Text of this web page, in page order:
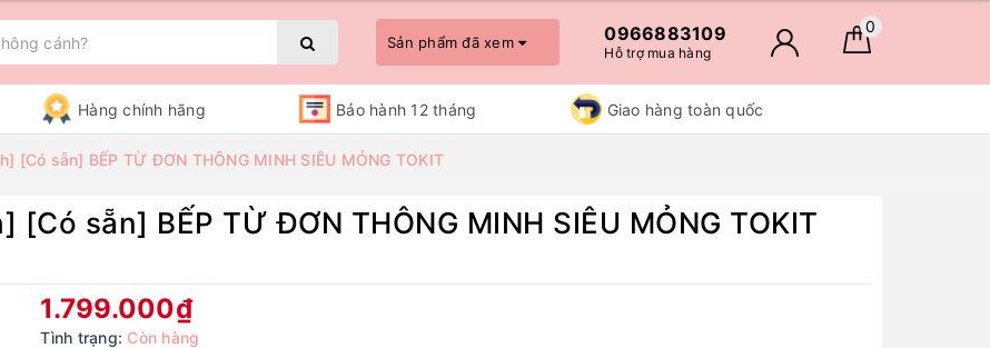
Sản phẩm đã xem 0966883109
Hỗ trợ mua hàng
0
Hàng chính hãng Bảo hành 12 tháng Giao hàng toàn quốc
[Có sẵn] BẾP TỪ ĐƠN THÔNG MINH SIÊU MỎNG TOKIT
sẵn] BẾP TỪ ĐƠN THÔNG MINH SIÊU MỎNG TOKIT
1.799.000₫
Tình trạng: Còn hàng